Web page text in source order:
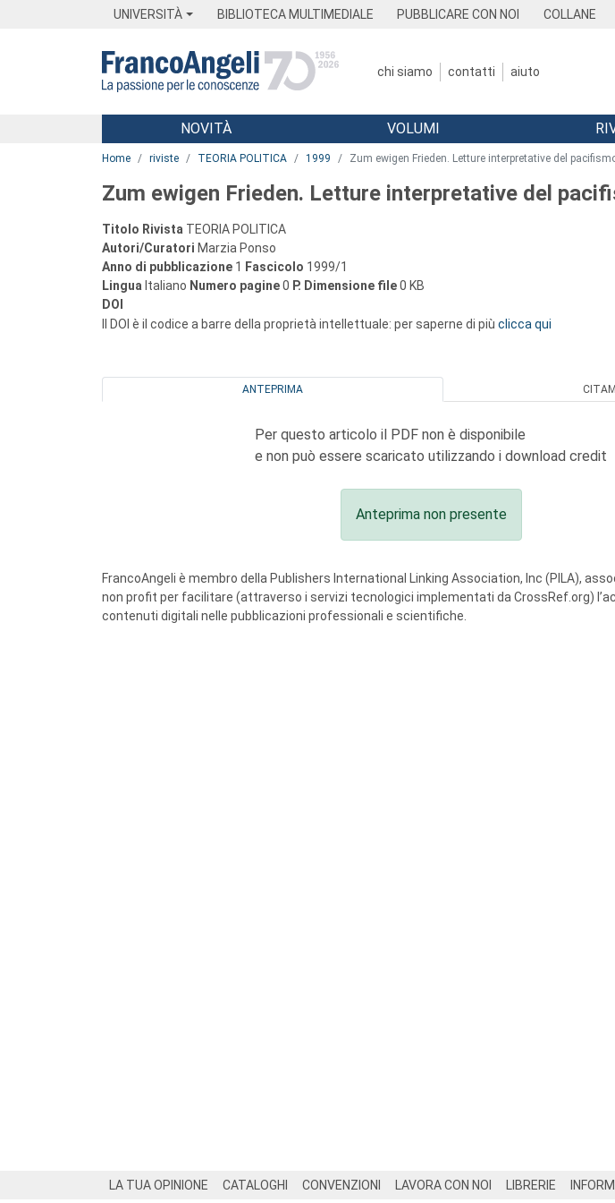
UNIVERSITÀ BIBLIOTECA MULTIMEDIALE PUBBLICARE CON NOI COLLANE
chi siamo contatti aiuto
Menu
NOVITÀ VOLUMI
Home riviste TEORIA POLITICA 1999 Zum ewigen Frieden. Letture interpretative del
Zum ewigen Frieden. Letture interpretative del
Titolo Rivista TEORIA POLITICA
Autori/Curatori Marzia Ponso
Anno di pubblicazione 1 Fascicolo 1999/1
Lingua Italiano Numero pagine0 P. Dimensione file0 KB
DOI
Il DOI è il codice a barre della proprietà intellettuale: per saperne di più clicca qui
ANTEPRIMA CITAMI
Per questo articolo il PDF non è disponibile
e non può essere scaricato utilizzando i download credit
Anteprima non presente
FrancoAngeli è membro della Publishers International Linking Association, Inc (PILA),
non profit per facilitare (attraverso i servizi tecnologici implementati da CrossRef.org)
contenuti digitali nelle pubblicazioni professionali e scientifiche.
LA TUA OPINIONE CATALOGHI CONVENZIONI LAVORA CON NOI LIBRERIE